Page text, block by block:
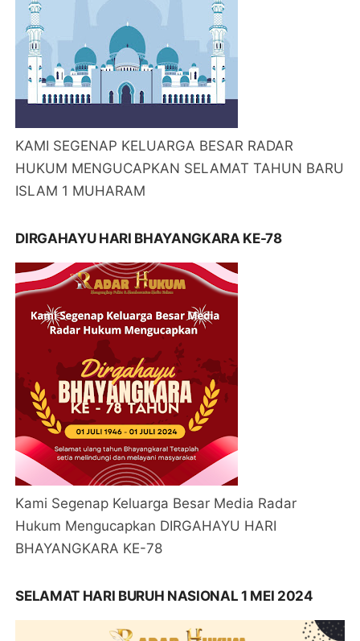
KAMI SEGENAP KELUARGA BESAR RADAR
HUKUM MENGUCAPKAN SELAMAT TAHUN BARU
ISLAM 1 MUHARAM
DIRGAHAYU HARI BHAYANGKARA KE-78
Kami Segenap Keluarga Besar Media Radar
Hukum Mengucapkan DIRGAHAYU HARI
BHAYANGKARA KE-78
SELAMAT HARI BURUH NASIONAL 1 MEI 2024